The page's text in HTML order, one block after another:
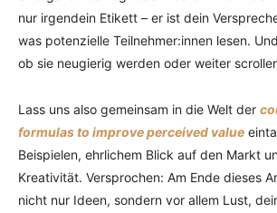
nur irgendein Etikett – er ist dein
was potenzielle Teilnehmer:innen lesen.
ob sie neugierig werden oder weiter
Lass uns also gemeinsam in die Welt der
formulas to improve perceived value
Beispielen, ehrlichem Blick auf den Markt
Kreativität. Versprochen: Am Ende dieses
nicht nur Ideen, sondern vor allem Lust,